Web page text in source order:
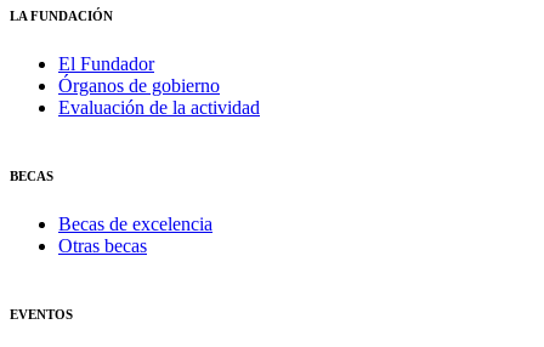
LA FUNDACIÓN
El Fundador
Órganos de gobierno
Evaluación de la actividad
BECAS
Becas de excelencia
Otras becas
EVENTOS